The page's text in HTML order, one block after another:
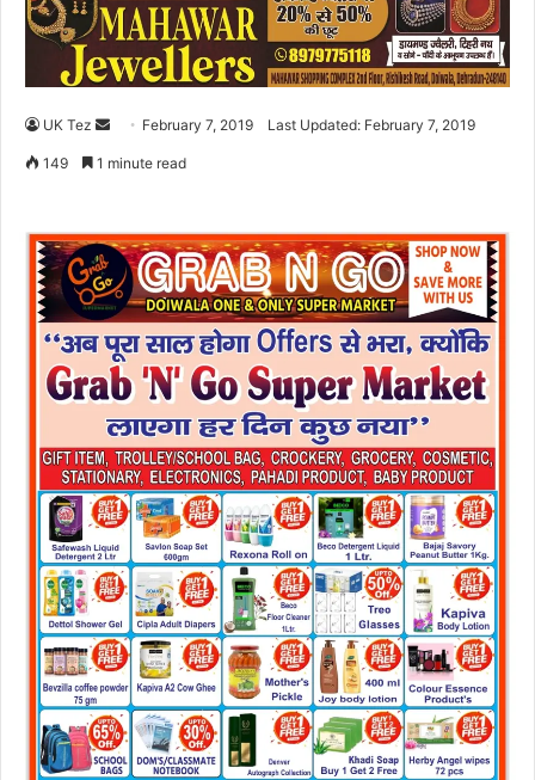
UK Tez
a
e
m
a
i
February 7, 2019 Last Updated: February 7, 2019
149 1 minute read